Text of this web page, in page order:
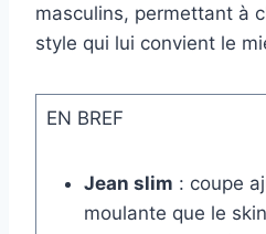
masculins, permettant à
style qui lui convient le
EN BREF
Jean slim : coupe
moulante que le